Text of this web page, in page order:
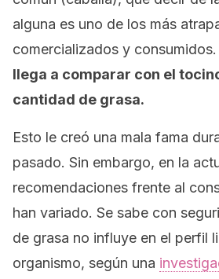
alguna es uno de los más
comercializados y consumidos.
llega a comparar con el
cantidad de grasa.
Esto le creó una mala fama
pasado. Sin embargo, en la
recomendaciones frente al
han variado. Se sabe con
de grasa no influye en el perfil
organismo, según una